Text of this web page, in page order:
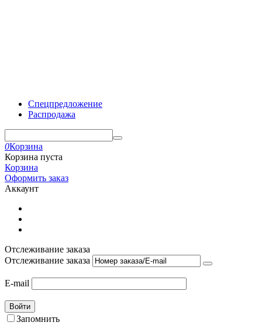
Спецпредложение
Распродажа
0Корзина
Корзина пуста
Корзина
Оформить заказ
Аккаунт
Отслеживание заказа
Отслеживание заказа
E-mail
Войти
Запомнить